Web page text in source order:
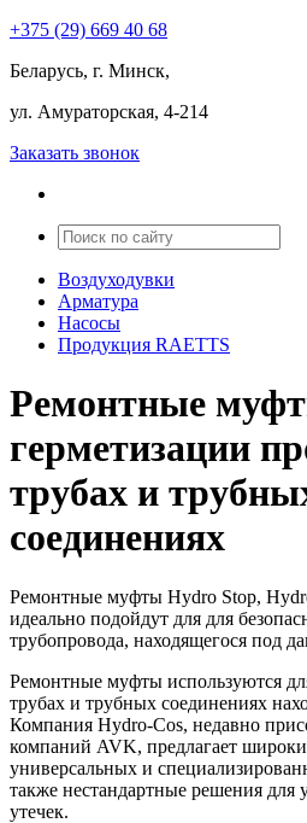
+375 (29) 669 40 68
Беларусь, г. Минск,
ул. Амураторская, 4-214
Заказать звонок
Воздуходувки
Арматура
Насосы
Продукция RAETTS
Ремонтные
герметизации
трубах и
соединениях
Ремонтные муфты Hydro Stop,
идеально подойдут для для
трубопровода, находящегося под
Ремонтные муфты используются
трубах и трубных соединениях
Компания Hydro-Cos, недавно
компаний AVK, предлагает
универсальных и
также нестандартные решения для
утечек.